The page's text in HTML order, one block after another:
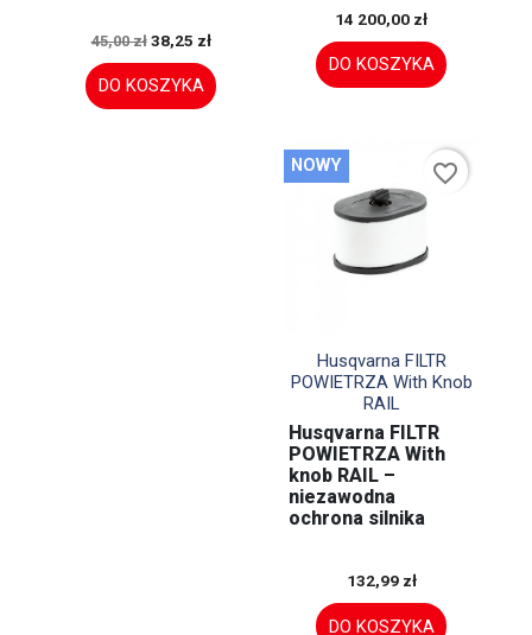
45,00 zł 38,25 zł
DO KOSZYKA
14 200,00 zł
DO KOSZYKA
Szybki podgląd
Husqvarna FILTR
POWIETRZA With Knob
RAIL
Husqvarna FILTR
POWIETRZA With
knob RAIL –
niezawodna
ochrona silnika
132,99 zł
DO KOSZYKA
NOWY favorite_border